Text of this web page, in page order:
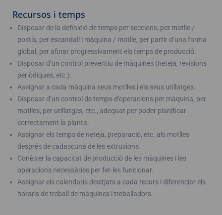
Recursos i temps
Disposar de la definició de temps per seccions, per motlle /
postís, per escandall i màquina / motlle, per partir d’una forma
global, per afinar progressivament els temps de producció.
Disposar d’un control preventiu de màquines (neteja, revisions
periòdiques, etc.).
Assignar a cada màquina seus motlles i els seus utillatges.
Disposar d’un control de temps d’operacions per màquina, per
motlles, per utillatges, etc., adequat per poder planificar
correctament la planta.
Assignar els temps de neteja, preparació, etc. als motlles
després de cadascuna de les extrusions.
Conèixer la capacitat de producció de les màquines i les
operacions necessàries per fer-les funcionar.
Assignar els calendaris desitjats a cada recurs i diferenciar els
horaris de treball de màquines i treballadors.